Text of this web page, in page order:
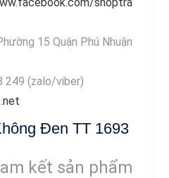
15 Quận Phú Nhuận
249 (zalo/viber)
Đen TT 1693
kết sản phẩm